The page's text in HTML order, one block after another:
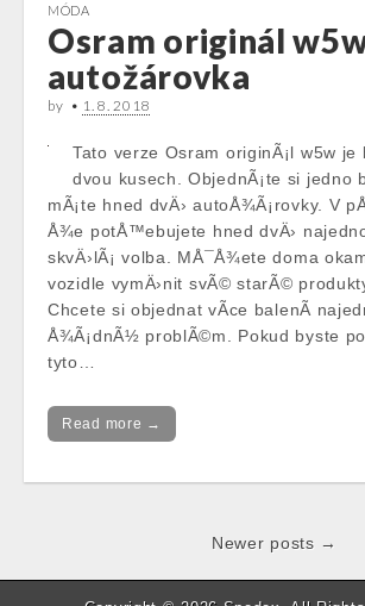
MÓDA
Osram originál
autožárovka
by • 1. 8. 2018
Tato verze Osram originÃ¡l w5w je
dvou kusech. ObjednÃ¡te si jedno
mÃ¡te hned dvÄ› autoÅ¾Ã¡rovky. V
Å¾e potÅ™ebujete hned dvÄ›
skvÄ›lÃ¡ volba. MÅ¯Å¾ete doma
vozidle vymÄ›nit svÃ© starÃ©
Chcete si objednat vÃ­ce balenÃ­
Å¾Ã¡dnÃ½ problÃ©m. Pokud byste
tyto…
Read more →
navigation
Newer posts →